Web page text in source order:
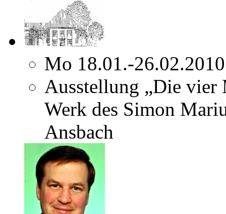
Mo 18.01.-26.02.2010
Ausstellung „Die vier
Werk des Simon
Ansbach